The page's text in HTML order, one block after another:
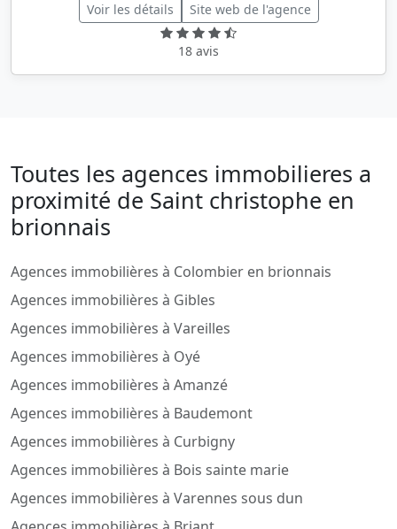
Voir les détails Site web de l'agence
18 avis
Toutes les agences immobilieres a
proximité de Saint christophe en
brionnais
Agences immobilières à Colombier en brionnais
Agences immobilières à Gibles
Agences immobilières à Vareilles
Agences immobilières à Oyé
Agences immobilières à Amanzé
Agences immobilières à Baudemont
Agences immobilières à Curbigny
Agences immobilières à Bois sainte marie
Agences immobilières à Varennes sous dun